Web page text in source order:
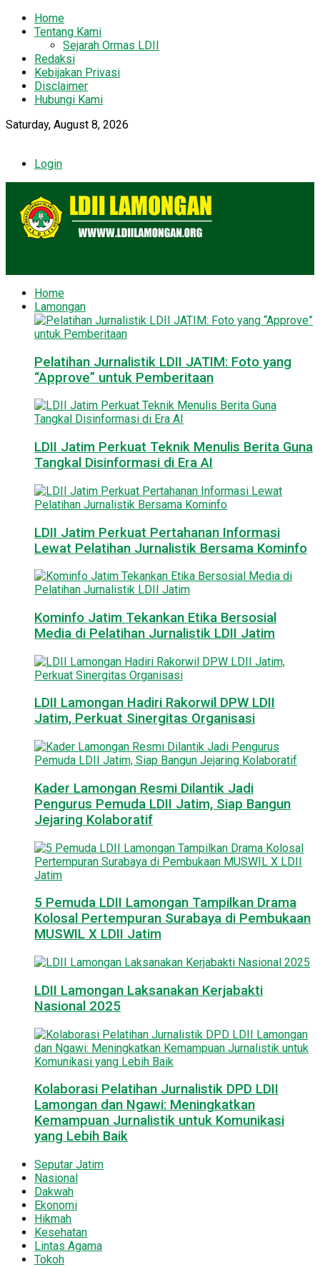
Home
Tentang Kami
Sejarah Ormas LDII
Redaksi
Kebijakan Privasi
Disclaimer
Hubungi Kami
Saturday, August 8, 2026
Login
Home
Lamongan
Pelatihan Jurnalistik LDII JATIM: Foto yang
“Approve” untuk Pemberitaan
LDII Jatim Perkuat Teknik Menulis Berita Guna
Tangkal Disinformasi di Era AI
LDII Jatim Perkuat Pertahanan Informasi
Lewat Pelatihan Jurnalistik Bersama Kominfo
Kominfo Jatim Tekankan Etika Bersosial
Media di Pelatihan Jurnalistik LDII Jatim
LDII Lamongan Hadiri Rakorwil DPW LDII
Jatim, Perkuat Sinergitas Organisasi
Kader Lamongan Resmi Dilantik Jadi
Pengurus Pemuda LDII Jatim, Siap Bangun
Jejaring Kolaboratif
5 Pemuda LDII Lamongan Tampilkan Drama
Kolosal Pertempuran Surabaya di Pembukaan
MUSWIL X LDII Jatim
LDII Lamongan Laksanakan Kerjabakti
Nasional 2025
Kolaborasi Pelatihan Jurnalistik DPD LDII
Lamongan dan Ngawi: Meningkatkan
Kemampuan Jurnalistik untuk Komunikasi
yang Lebih Baik
Seputar Jatim
Nasional
Dakwah
Ekonomi
Hikmah
Kesehatan
Lintas Agama
Tokoh